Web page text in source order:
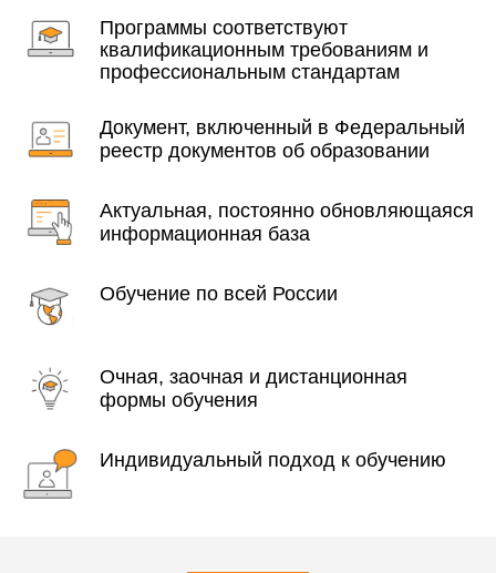
Программы соответствуют
квалификационным требованиям и
профессиональным стандартам
Документ, включенный в Федеральный
реестр документов об образовании
Актуальная, постоянно обновляющаяся
информационная база
Обучение по всей России
Очная, заочная и дистанционная
формы обучения
Индивидуальный подход к обучению